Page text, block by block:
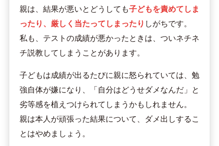
親は、結果が悪いとどうしても子どもを責めてしま
ったり、厳しく当たってしまったり しがちです。
私も、テストの成績が悪かったときは、ついネチネ
チ説教してしまうことがあります。
子どもは成績が出るたびに親に怒られていては、勉
強自体が嫌になり、「自分はどうせダメなんだ」と
劣等感を植えつけられてしまうかもしれません。
親は本人が頑張った結果について、ダメ出しするこ
とはやめましょう。